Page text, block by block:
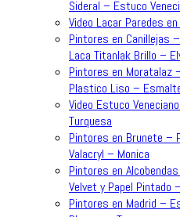
Sideral – Estuco
Video Lacar Paredes
Pintores en Canillejas
Laca Titanlak Brillo –
Pintores en Moratalaz
Plastico Liso –
Video Estuco
Turquesa
Pintores en Brunete –
Valacryl – Monica
Pintores en
Velvet y Papel Pintado
Pintores en Madrid –